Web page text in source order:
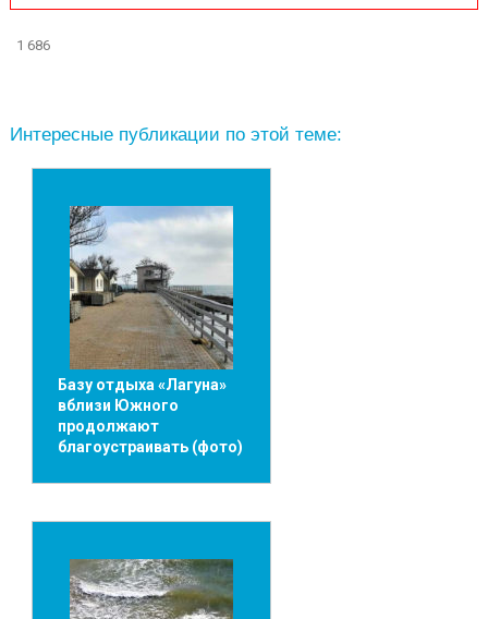
1 686
Интересные публикации по этой теме:
Базу отдыха «Лагуна»
вблизи Южного
продолжают
благоустраивать (фото)